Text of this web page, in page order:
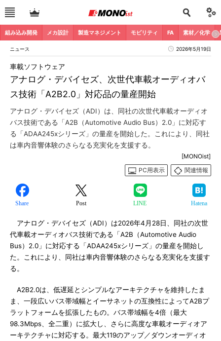
組み込み開発 メカ設計 製造マネジメント モビリティ FA 素材／化学
ニュース 2026年5月19日
アナログ・デバイセズ、次世代車載オーディオバ
ス技術「A2B2.0」対応品の量産開始
車載ソフトウェア
アナログ・デバイセズ（ADI）は、同社の次世代車載オーディオ
バス技術である「A2B（Automotive Audio Bus）2.0」に対応す
る「ADAA245xシリーズ」の量産を開始した。これにより、同社
は車内音響体験のさらなる充実化を支援する。
[MONOist]
PC用表示
関連情報
Share Post LINE Hatena
アナログ・デバイセズ（ADI）は2026年4月28日、同社の次世
代車載オーディオバス技術である「A2B（Automotive Audio
Bus）2.0」に対応する「ADAA245xシリーズ」の量産を開始し
た。これにより、同社は車内音響体験のさらなる充実化を支援す
る。
A2B2.0は、低遅延とシンプルなアーキテクチャを維持したま
ま、一段広いバス帯域幅とイーサネットの互換性によってA2Bプ
ラットフォームを拡張したもの。バス帯域幅を4倍（最大
98.3Mbps、全二重）に拡大し、さらに高度な車載オーディオア
ーキテクチャに対応する。最大119のアップ／ダウンオーディオ